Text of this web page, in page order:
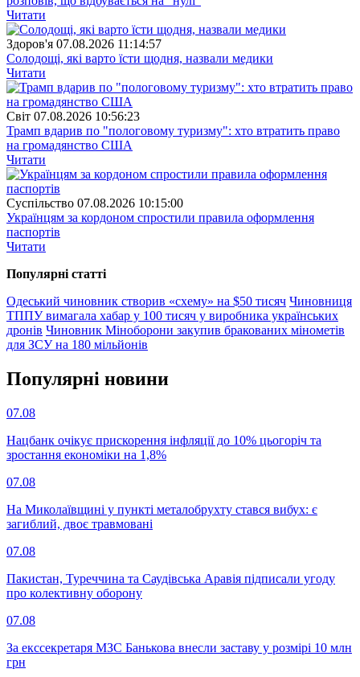
Читати
Здоров'я 07.08.2026 11:14:57
Солодощі, які варто їсти щодня, назвали медики
Читати
Свiт 07.08.2026 10:56:23
Трамп вдарив по "пологовому туризму": хто втратить право
на громадянство США
Читати
Суспiльство 07.08.2026 10:15:00
Українцям за кордоном спростили правила оформлення
паспортів
Читати
Популярнi статтi
Одеський чиновник створив «схему» на $50 тисяч Чиновниця
ТППУ вимагала хабар у 100 тисяч у виробника українських
дронів Чиновник Міноборони закупив бракованих мінометів
для ЗСУ на 180 мільйонів
Популярнi новини
07.08
Нацбанк очікує прискорення інфляції до 10% цьогоріч та
зростання економіки на 1,8%
07.08
На Миколаївщині у пункті металобрухту стався вибух: є
загиблий, двоє травмовані
07.08
Пакистан, Туреччина та Саудівська Аравія підписали угоду
про колективну оборону
07.08
За екссекретаря МЗС Банькова внесли заставу у розмірі 10 млн
грн